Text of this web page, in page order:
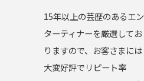
15年以上の芸歴のあるエン
ターティナーを厳選してお
りますので、お客さまには
大変好評でリピート率